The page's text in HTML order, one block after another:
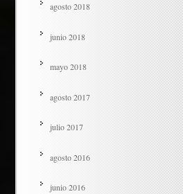
agosto 2018
junio 2018
mayo 2018
agosto 2017
julio 2017
agosto 2016
junio 2016